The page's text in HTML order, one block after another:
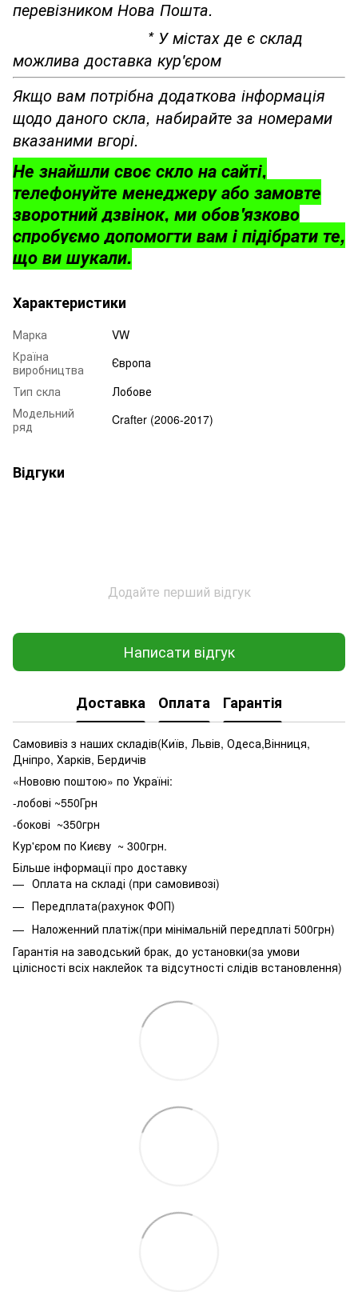
перевізником Нова Пошта.
* У містах де є склад
можлива доставка кур'єром
Якщо вам потрібна додаткова інформація
щодо даного скла, набирайте за номерами
вказаними вгорі.
Не знайшли своє скло на сайті,
телефонуйте менеджеру або замовте
зворотний дзвінок, ми обов'язково
спробуємо допомогти вам і підібрати те,
що ви шукали.
Характеристики
Марка
VW
Країна
виробництва
Європа
Тип скла
Лобове
Модельний
ряд
Crafter (2006-2017)
Відгуки
Додайте перший відгук
Написати відгук
Доставка Оплата Гарантія
Самовивіз з наших складів(Київ, Львів, Одеса,Вінниця,
Дніпро, Харків, Бердичів
«Нововю поштою» по Україні:
-лобові ~550Грн
-бокові ~350грн
Кур'єром по Києву ~ 300грн.
Більше інформації про доставку
Оплата на складі (при самовивозі)
Передплата(рахунок ФОП)
Наложенний платіж(при мінімальній передплаті 500грн)
Гарантія на заводський брак, до установки(за умови
цілісності всіх наклейок та відсутності слідів встановлення)